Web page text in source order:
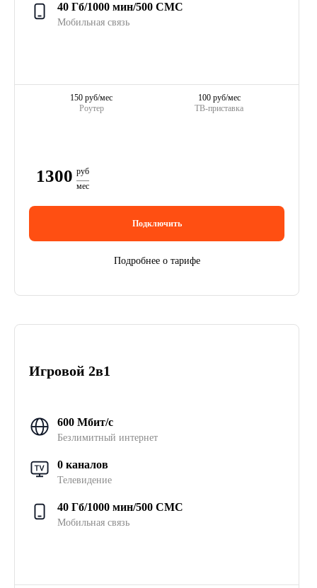
40 Гб/1000 мин/500 СМС
Мобильная связь
Роутер
150 руб/мес
ТВ-приставка
100 руб/мес
1300 руб
мес
Подключить
Подробнее о тарифе
Игровой 2в1
600 Мбит/с
Безлимитный интернет
0 каналов
Телевидение
40 Гб/1000 мин/500 СМС
Мобильная связь